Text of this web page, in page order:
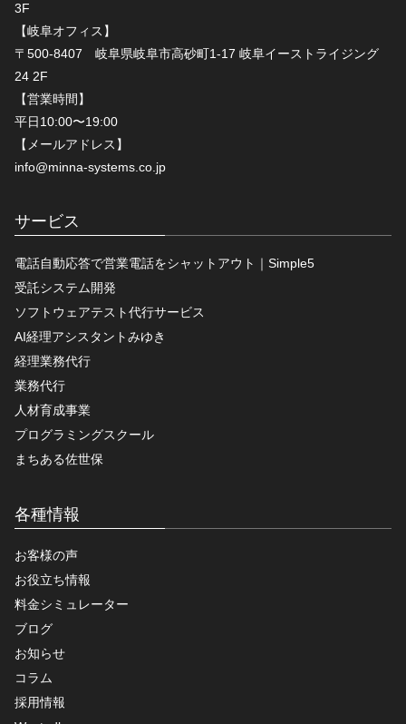
3F
【岐阜オフィス】
〒500-8407 岐阜県岐阜市高砂町1-17 岐阜イーストライジング
24 2F
【営業時間】
平日10:00〜19:00
【メールアドレス】
info@minna-systems.co.jp
サービス
電話自動応答で営業電話をシャットアウト｜Simple5
受託システム開発
ソフトウェアテスト代行サービス
AI経理アシスタントみゆき
経理業務代行
業務代行
人材育成事業
プログラミングスクール
まちある佐世保
各種情報
お客様の声
お役立ち情報
料金シミュレーター
ブログ
お知らせ
コラム
採用情報